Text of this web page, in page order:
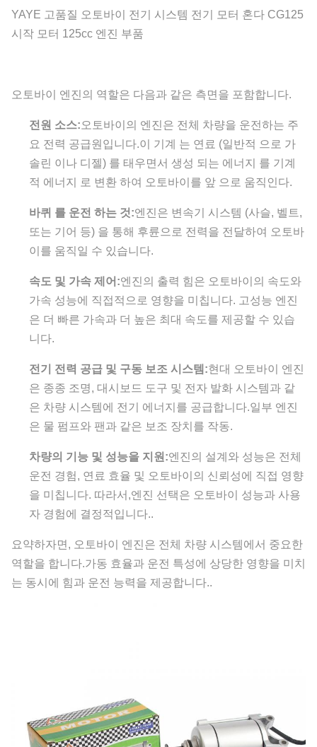
YAYE 고품질 오토바이 전기 시스템 전기 모터 혼다 CG125
시작 모터 125cc 엔진 부품
오토바이 엔진의 역할은 다음과 같은 측면을 포함합니다.
전원 소스:오토바이의 엔진은 전체 차량을 운전하는 주
요 전력 공급원입니다.이 기계 는 연료 (일반적 으로 가
솔린 이나 디젤) 를 태우면서 생성 되는 에너지 를 기계
적 에너지 로 변환 하여 오토바이를 앞 으로 움직인다.
바퀴 를 운전 하는 것:엔진은 변속기 시스템 (사슬, 벨트,
또는 기어 등) 을 통해 후륜으로 전력을 전달하여 오토바
이를 움직일 수 있습니다.
속도 및 가속 제어:엔진의 출력 힘은 오토바이의 속도와
가속 성능에 직접적으로 영향을 미칩니다. 고성능 엔진
은 더 빠른 가속과 더 높은 최대 속도를 제공할 수 있습
니다.
전기 전력 공급 및 구동 보조 시스템:현대 오토바이 엔진
은 종종 조명, 대시보드 도구 및 전자 발화 시스템과 같
은 차량 시스템에 전기 에너지를 공급합니다.일부 엔진
은 물 펌프와 팬과 같은 보조 장치를 작동.
차량의 기능 및 성능을 지원:엔진의 설계와 성능은 전체
운전 경험, 연료 효율 및 오토바이의 신뢰성에 직접 영향
을 미칩니다. 따라서,엔진 선택은 오토바이 성능과 사용
자 경험에 결정적입니다..
요약하자면, 오토바이 엔진은 전체 차량 시스템에서 중요한
역할을 합니다.가동 효율과 운전 특성에 상당한 영향을 미치
는 동시에 힘과 운전 능력을 제공합니다..